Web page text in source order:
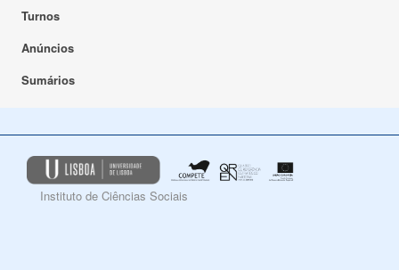
Turnos
Anúncios
Sumários
Instituto de Ciências Sociais